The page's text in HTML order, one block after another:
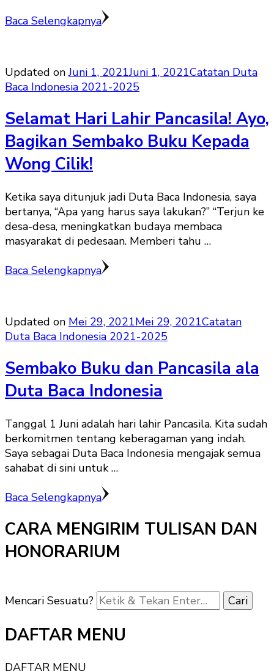
Baca Selengkapnya
Updated onJuni 1, 2021Juni 1, 2021Catatan Duta
Baca Indonesia 2021-2025
Selamat Hari Lahir Pancasila! Ayo,
Bagikan Sembako Buku Kepada
Wong Cilik!
Ketika saya ditunjuk jadi Duta Baca Indonesia, saya
bertanya, “Apa yang harus saya lakukan?” “Terjun ke
desa-desa, meningkatkan budaya membaca
masyarakat di pedesaan. Memberi tahu …
Baca Selengkapnya
Updated on Mei 29, 2021Mei 29, 2021Catatan
Duta Baca Indonesia 2021-2025
Sembako Buku dan Pancasila ala
Duta Baca Indonesia
Tanggal 1 Juni adalah hari lahir Pancasila. Kita sudah
berkomitmen tentang keberagaman yang indah.
Saya sebagai Duta Baca Indonesia mengajak semua
sahabat di sini untuk …
Baca Selengkapnya
CARA MENGIRIM TULISAN DAN
HONORARIUM
Mencari Sesuatu?
DAFTAR MENU
DAFTAR MENU